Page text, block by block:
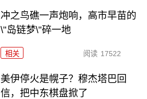
冲之鸟礁一声炮响，高市早苗的
\"岛链梦\"碎一地
相关 阅读 17522
美伊停火是幌子？穆杰塔巴回
信，把中东棋盘掀了